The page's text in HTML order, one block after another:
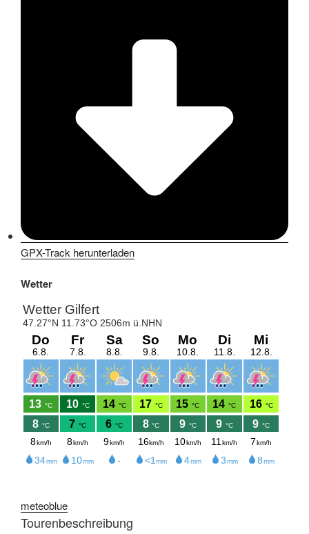
GPX-Track herunterladen
Wetter
meteoblue
Tourenbeschreibung